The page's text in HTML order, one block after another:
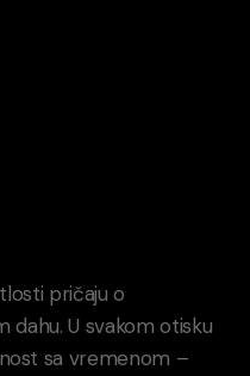
pričaju o
dahu. U svakom otisku
sa vremenom –